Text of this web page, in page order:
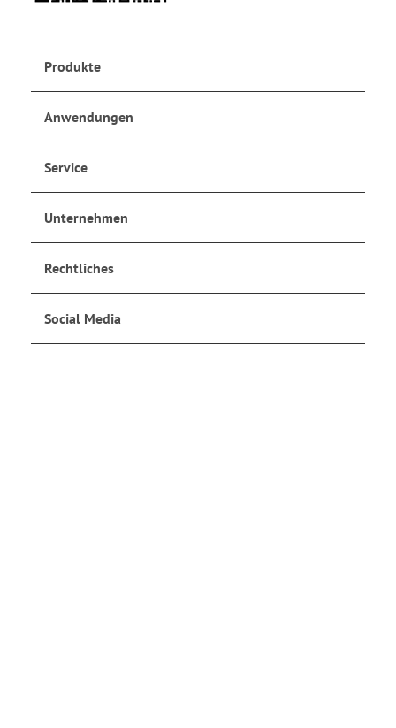
Produkte
Anwendungen
Service
Unternehmen
Rechtliches
Social Media